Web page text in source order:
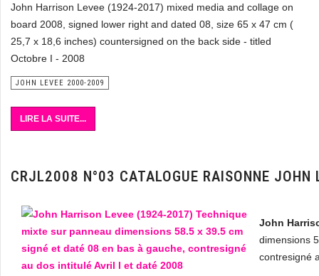
John Harrison Levee (1924-2017) mixed media and collage on
board 2008, signed lower right and dated 08, size 65 x 47 cm (
25,7 x 18,6 inches) countersigned on the back side - titled
Octobre I - 2008
JOHN LEVEE 2000-2009
LIRE LA SUITE...
CRJL2008 N°03 CATALOGUE RAISONNE JOHN
John
dimensions
contresigné